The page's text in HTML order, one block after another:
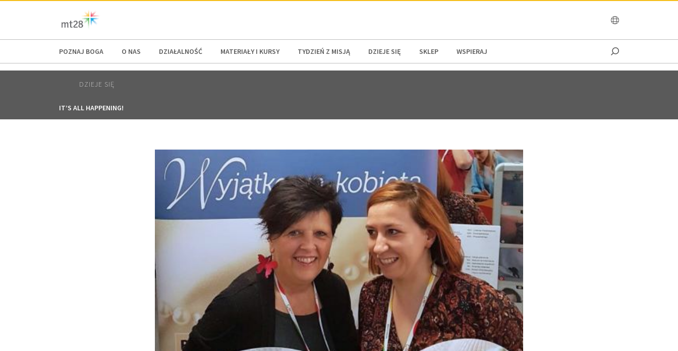
AFRICA
POZNAJ BOGA O NAS DZIAŁALNOŚĆ MATERIAŁY I KURSY TYDZIEŃ Z MISJĄ DZIEJE SIĘ SKLEP WSPIERAJ
DZIEJE SIĘ
IT’S ALL HAPPENING!